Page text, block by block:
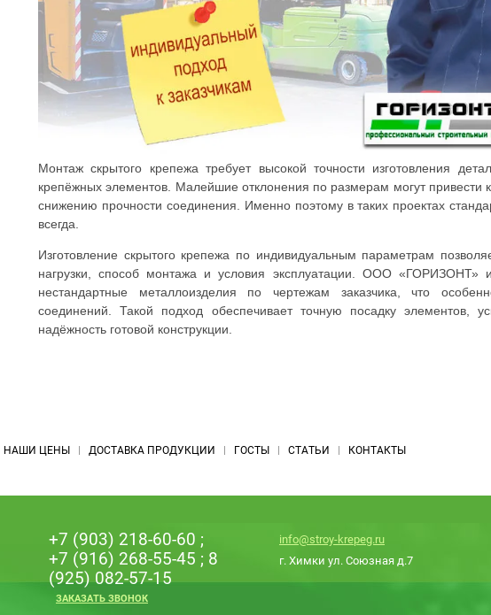
Монтаж скрытого крепежа требует высокой точности изготовления
крепёжных элементов. Малейшие отклонения по размерам могут привести
снижению прочности соединения. Именно поэтому в таких проектах
всегда.
Изготовление скрытого крепежа по индивидуальным параметрам
нагрузки, способ монтажа и условия эксплуатации. ООО «ГОРИЗОНТ»
нестандартные металлоизделия по чертежам заказчика, что
соединений. Такой подход обеспечивает точную посадку элементов,
надёжность готовой конструкции.
НАШИ ЦЕНЫ ДОСТАВКА ПРОДУКЦИИ ГОСТЫ СТАТЬИ КОНТАКТЫ
+7 (903) 218-60-60 ;
+7 (916) 268-55-45 ; 8
(925) 082-57-15
ЗАКАЗАТЬ ЗВОНОК
info@stroy-krepeg.ru
г. Химки ул. Союзная д.7